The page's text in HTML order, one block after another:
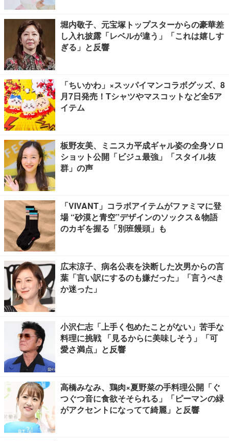
堀内敬子、元宝塚トップスターからの豪華差
し入れ披露「レベルが違う」「これは嬉しす
ぎる」と反響
「ちいかわ」×スッパイマンコラボグッズ、8
月7日発売！Tシャツやマスコットなど全5ア
イテム
板野友美、ミニスカ平成ギャル姿の全身ソロ
ショット公開「ビジュ最強」「スタイル抜
群」の声
「VIVANT」コラボアイテムがファミマに登
場 “砂漠と青空”デザインのソックス＆物語
のカギを握る「別班饅頭」も
広末涼子、病名公表を決断した次男からの言
葉「言い訳にするのも嫌だった」「言うべき
か迷った」
小沢仁志「上手く包めたことがない」苦手な
料理に挑戦 「見るからに美味しそう」「可
愛さ満点」と反響
高橋みなみ、鶏肉×夏野菜の手料理公開「ぐ
つぐつ音に食欲そそられる」「ピーマンの緑
がアクセントになってて綺麗」と反響